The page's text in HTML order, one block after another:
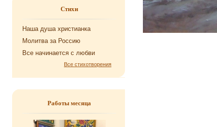
Стихи
Наша душа хри­сти­ан­ка
Мо­лит­ва за Рос­сию
Все на­чи­на­ет­ся с любви
Все стихотворения
Работы месяца